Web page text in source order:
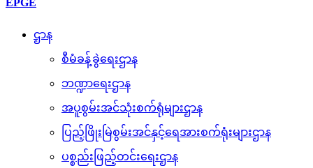
EPGE
ဌာန
စီမံခန့်ခွဲရေးဌာန
ဘဏ္ဍာရေးဌာန
အပူစွမ်းအင်သုံးစက်ရုံများဌာန
ပြည့်ဖြိုးမြဲစွမ်းအင်နှင့်ရေအားစက်ရုံးများဌာန
ပစ္စည်းဖြည့်တင်းရေးဌာန